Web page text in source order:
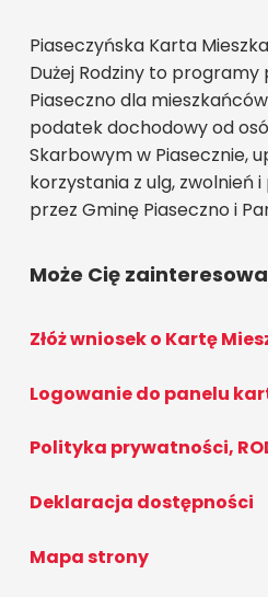
Piaseczyńska Karta
Dużej Rodziny to
Piaseczno dla
podatek dochodowy od
Skarbowym w Piasecznie,
korzystania z ulg,
przez Gminę Piaseczno i
Może Cię
Złóż wniosek o Kartę
Logowanie do panelu
Polityka prywatności,
Deklaracja dostępności
Mapa strony